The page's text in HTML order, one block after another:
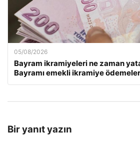
05/08/2026
Bayram ikramiyeleri ne zaman
Bayramı emekli ikramiye
Bir yanıt yazın